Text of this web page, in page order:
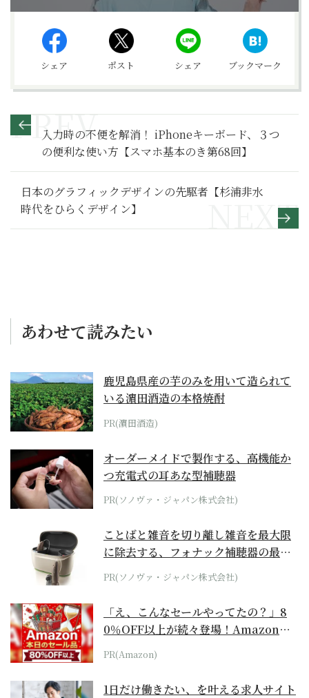
シェア ポスト シェア ブックマーク
入力時の不便を解消！ iPhoneキーボード、３つ
の便利な使い方【スマホ基本のき第68回】
日本のグラフィックデザインの先駆者【杉浦非水
時代をひらくデザイン】
あわせて読みたい
鹿児島県産の芋のみを用いて造られて
いる濵田酒造の本格焼酎
PR(濵田酒造)
オーダーメイドで製作する、高機能か
つ充電式の耳あな型補聴器
PR(ソノヴァ・ジャパン株式会社)
ことばと雑音を切り離し雑音を最大限
に除去する、フォナック補聴器の最上
位モデル
PR(ソノヴァ・ジャパン株式会社)
「え、こんなセールやってたの？」8
0％OFF以上が続々登場！Amazonの
本気が...
PR(Amazon)
1日だけ働きたい、を叶える求人サイト